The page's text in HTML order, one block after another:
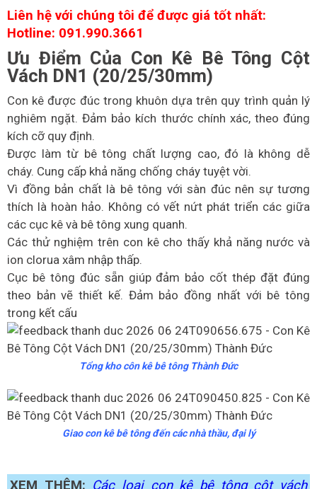
Liên hệ với chúng tôi để được giá tốt nhất:
Hotline: 091.990.3661
Ưu Điểm Của Con Kê Bê Tông Cột
Vách DN1 (20/25/30mm)
Con kê được đúc trong khuôn dựa trên quy trình quản lý
nghiêm ngặt. Đảm bảo kích thước chính xác, theo đúng
kích cỡ quy định.
Được làm từ bê tông chất lượng cao, đó là không dễ
cháy. Cung cấp khả năng chống cháy tuyệt vời.
Vì đồng bản chất là bê tông với sàn đúc nên sự tương
thích là hoàn hảo. Không có vết nứt phát triển các giữa
các cục kê và bê tông xung quanh.
Các thử nghiệm trên con kê cho thấy khả năng nước và
ion clorua xâm nhập thấp.
Cục bê tông đúc sẵn giúp đảm bảo cốt thép đặt đúng
theo bản vẽ thiết kế. Đảm bảo đồng nhất với bê tông
trong kết cấu
Tổng kho côn kê bê tông Thành Đức
Giao con kê bê tông đến các nhà thầu, đại lý
XEM THÊM: Các loại con kê bê tông cột vách